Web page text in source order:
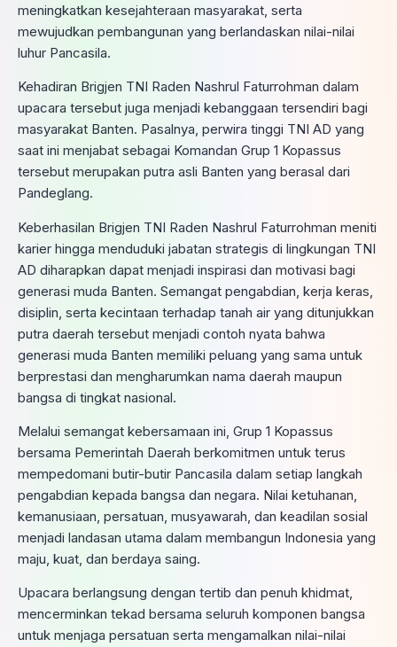
meningkatkan kesejahteraan masyarakat, serta
mewujudkan pembangunan yang berlandaskan nilai-nilai
luhur Pancasila.
Kehadiran Brigjen TNI Raden Nashrul Faturrohman dalam
upacara tersebut juga menjadi kebanggaan tersendiri bagi
masyarakat Banten. Pasalnya, perwira tinggi TNI AD yang
saat ini menjabat sebagai Komandan Grup 1 Kopassus
tersebut merupakan putra asli Banten yang berasal dari
Pandeglang.
Keberhasilan Brigjen TNI Raden Nashrul Faturrohman meniti
karier hingga menduduki jabatan strategis di lingkungan TNI
AD diharapkan dapat menjadi inspirasi dan motivasi bagi
generasi muda Banten. Semangat pengabdian, kerja keras,
disiplin, serta kecintaan terhadap tanah air yang ditunjukkan
putra daerah tersebut menjadi contoh nyata bahwa
generasi muda Banten memiliki peluang yang sama untuk
berprestasi dan mengharumkan nama daerah maupun
bangsa di tingkat nasional.
Melalui semangat kebersamaan ini, Grup 1 Kopassus
bersama Pemerintah Daerah berkomitmen untuk terus
mempedomani butir-butir Pancasila dalam setiap langkah
pengabdian kepada bangsa dan negara. Nilai ketuhanan,
kemanusiaan, persatuan, musyawarah, dan keadilan sosial
menjadi landasan utama dalam membangun Indonesia yang
maju, kuat, dan berdaya saing.
Upacara berlangsung dengan tertib dan penuh khidmat,
mencerminkan tekad bersama seluruh komponen bangsa
untuk menjaga persatuan serta mengamalkan nilai-nilai